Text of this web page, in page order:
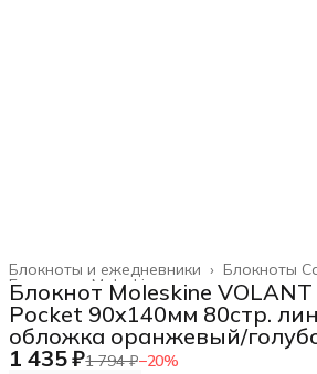
Блокноты
Блокноты и ежедневники ›
Moleskine ›
Главная ›
Блокнот Moleskine
Pocket 90x140мм 80стр.
обложка оранжевый/
1 435 ₽1 794 ₽−20%